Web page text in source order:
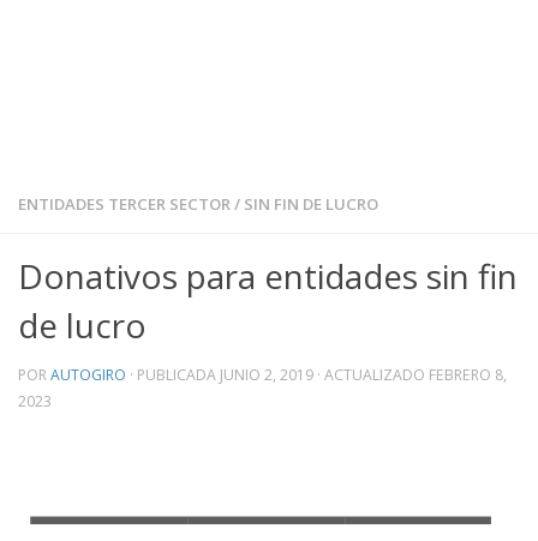
ENTIDADES TERCER SECTOR/ SIN FIN DE LUCRO
Donativos para entidades sin fin
de lucro
PORAUTOGIRO · PUBLICADA JUNIO 2, 2019 · ACTUALIZADO FEBRERO 8,
2023